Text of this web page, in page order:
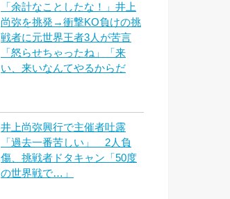
「余計なことしたな！」井上
尚弥を挑発→衝撃KO負けの挑
戦者に元世界王者3人が苦言
「怒らせちゃったね」「来
い、来いなんてやるからだ
井上尚弥興行で主催者吐露
「過去一番苦しい」 2人負
傷、挑戦者ドタキャン「50度
の世界戦で…」